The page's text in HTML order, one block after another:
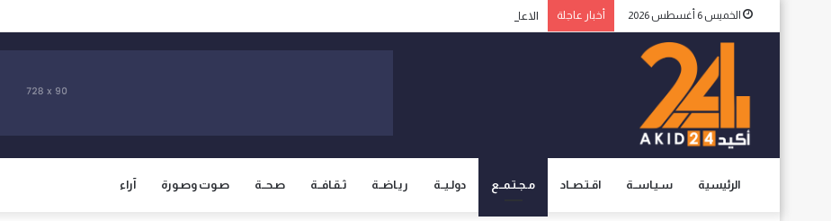
الخميس 6 أغسطس 2026 أخبار عاجلة الاعلام الإسبانية يثير المخاوف من مطالبة المغرب باسترجاع سبتة ومليلية المحتلتين
الرئيسية سـيـاســة اقـتـصــاد مـجـتـمــع دولـيــة ريـاضــة ثـقـافــة صـحــة صـوت وصـورة آراء